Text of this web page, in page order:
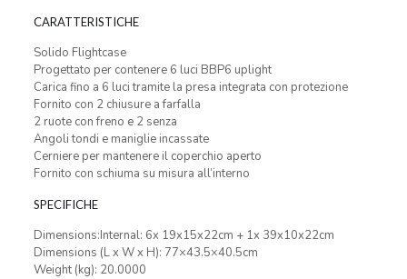
CARATTERISTICHE
Solido Flightcase
Progettato per contenere 6 luci BBP6 uplight
Carica fino a 6 luci tramite la presa integrata con protezione
Fornito con 2 chiusure a farfalla
2 ruote con freno e 2 senza
Angoli tondi e maniglie incassate
Cerniere per mantenere il coperchio aperto
Fornito con schiuma su misura all’interno
SPECIFICHE
Dimensions:Internal: 6x 19x15x22cm + 1x 39x10x22cm
Dimensions (L x W x H): 77×43.5×40.5cm
Weight (kg): 20.0000